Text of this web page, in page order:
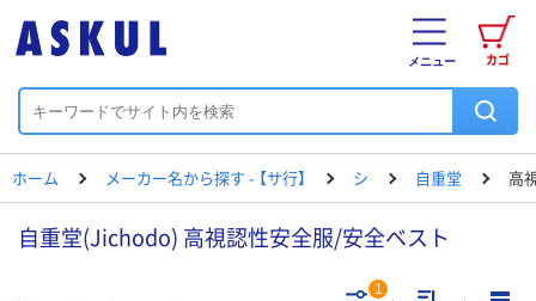
カゴ
メニュー
ホーム メーカー名から探す - 【サ行】 シ 自重堂 高
自重堂(Jichodo) 高視認性安全服/安全ベスト
1